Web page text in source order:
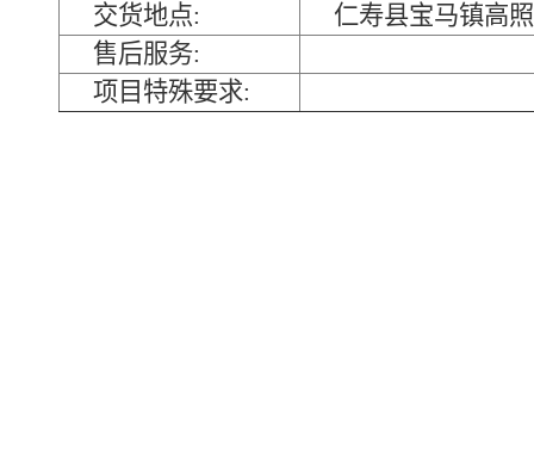
交货地点:
仁寿县宝马镇高
售后服务:
项目特殊要求: